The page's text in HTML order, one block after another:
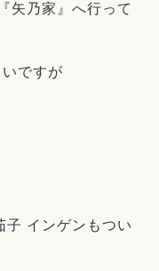
矢乃家』へ行って
ですが
子 インゲンもつい